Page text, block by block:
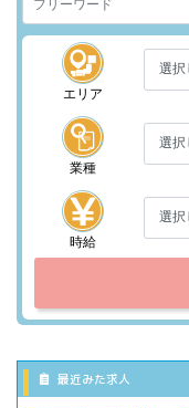
エリア
業種
時給
最近みた求人